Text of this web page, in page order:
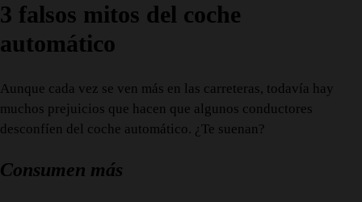
3 falsos mitos del coche
automático
Aunque cada vez se ven más en las carreteras, todavía hay
muchos prejuicios que hacen que algunos conductores
desconfíen del coche automático. ¿Te suenan?
Consumen más